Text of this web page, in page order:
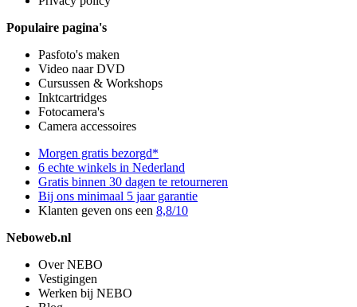
Populaire pagina's
Pasfoto's maken
Video naar DVD
Cursussen & Workshops
Inktcartridges
Fotocamera's
Camera accessoires
Morgen gratis bezorgd*
6 echte winkels in Nederland
Gratis binnen 30 dagen te retourneren
Bij ons minimaal 5 jaar garantie
Klanten geven ons een 8,8/10
Neboweb.nl
Over NEBO
Vestigingen
Werken bij NEBO